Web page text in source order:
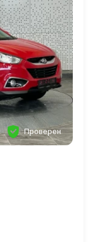
Проверен